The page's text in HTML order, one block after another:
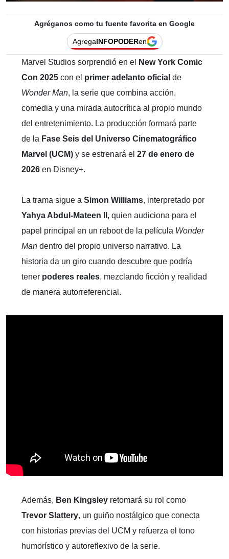
Agréganos como tu fuente favorita en Google
AgregaINFOPODERen
Marvel Studios sorprendió en el
New York Comic
Con 2025 con el primer adelanto oficial de
Wonder Man, la serie que combina acción,
comedia y una mirada autocrítica al propio mundo
del entretenimiento. La producción formará parte
de la Fase Seis del Universo Cinematográfico
Marvel (UCM) y se estrenará el 27 de enero de
2026 en Disney+.
La trama sigue a Simon Williams, interpretado por
Yahya Abdul-Mateen II , quien audiciona para el
papel principal en un reboot de la película Wonder
Man dentro del propio universo narrativo. La
historia da un giro cuando descubre que podría
tener poderes reales, mezclando ficción y realidad
de manera autorreferencial.
Además, Ben Kingsley retomará su rol como
Trevor Slattery, un guiño nostálgico que conecta
con historias previas del UCM y refuerza el tono
humorístico y autoreflexivo de la serie.